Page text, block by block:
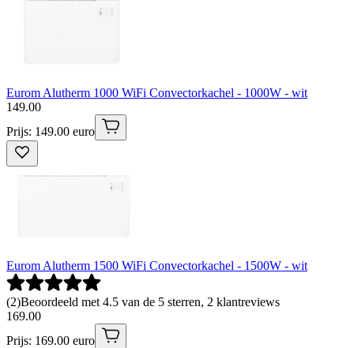
Eurom Alutherm 1000 WiFi Convectorkachel - 1000W - wit
149.00
Prijs: 149.00 euro
Eurom Alutherm 1500 WiFi Convectorkachel - 1500W - wit
(2)Beoordeeld met 4.5 van de 5 sterren, 2 klantreviews
169.00
Prijs: 169.00 euro